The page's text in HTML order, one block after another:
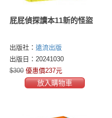
屁屁偵探讀本11新的怪盜
出版社： 遠流出版
出版日：20241030
$300 優惠價237元
放入購物車